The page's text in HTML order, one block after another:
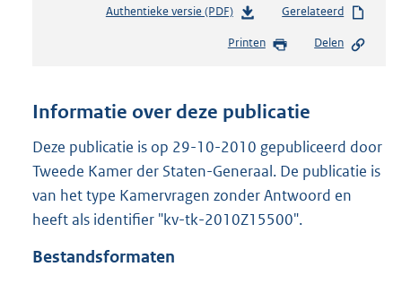
Authentieke versie (PDF)b
s
n
s
r
o
o
Gerelateerd
Printen Delen
Informatie over deze publicatie
Deze publicatie is op 29-10-2010 gepubliceerd door
Tweede Kamer der Staten-Generaal. De publicatie is
van het type Kamervragen zonder Antwoord en
heeft als identifier "kv-tk-2010Z15500".
Bestandsformaten